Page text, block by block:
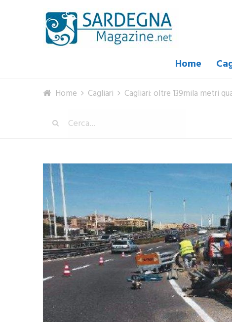
Home
Home Cagliari Cagliari: oltre 139mila metri